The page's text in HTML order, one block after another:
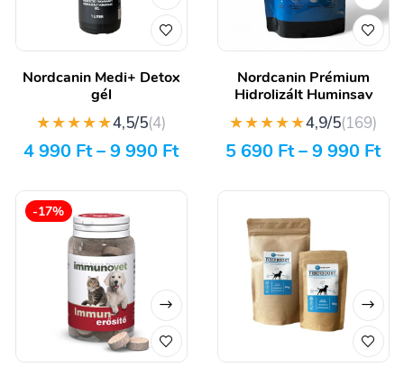
Nordcanin Medi+ Detox
gél
★★★★★4,5/5(4)
4 990 Ft–9 990 Ft
Nordcanin Prémium
Hidrolizált Huminsav
★★★★★4,9/5(169)
5 690 Ft–9 990 Ft
-17%